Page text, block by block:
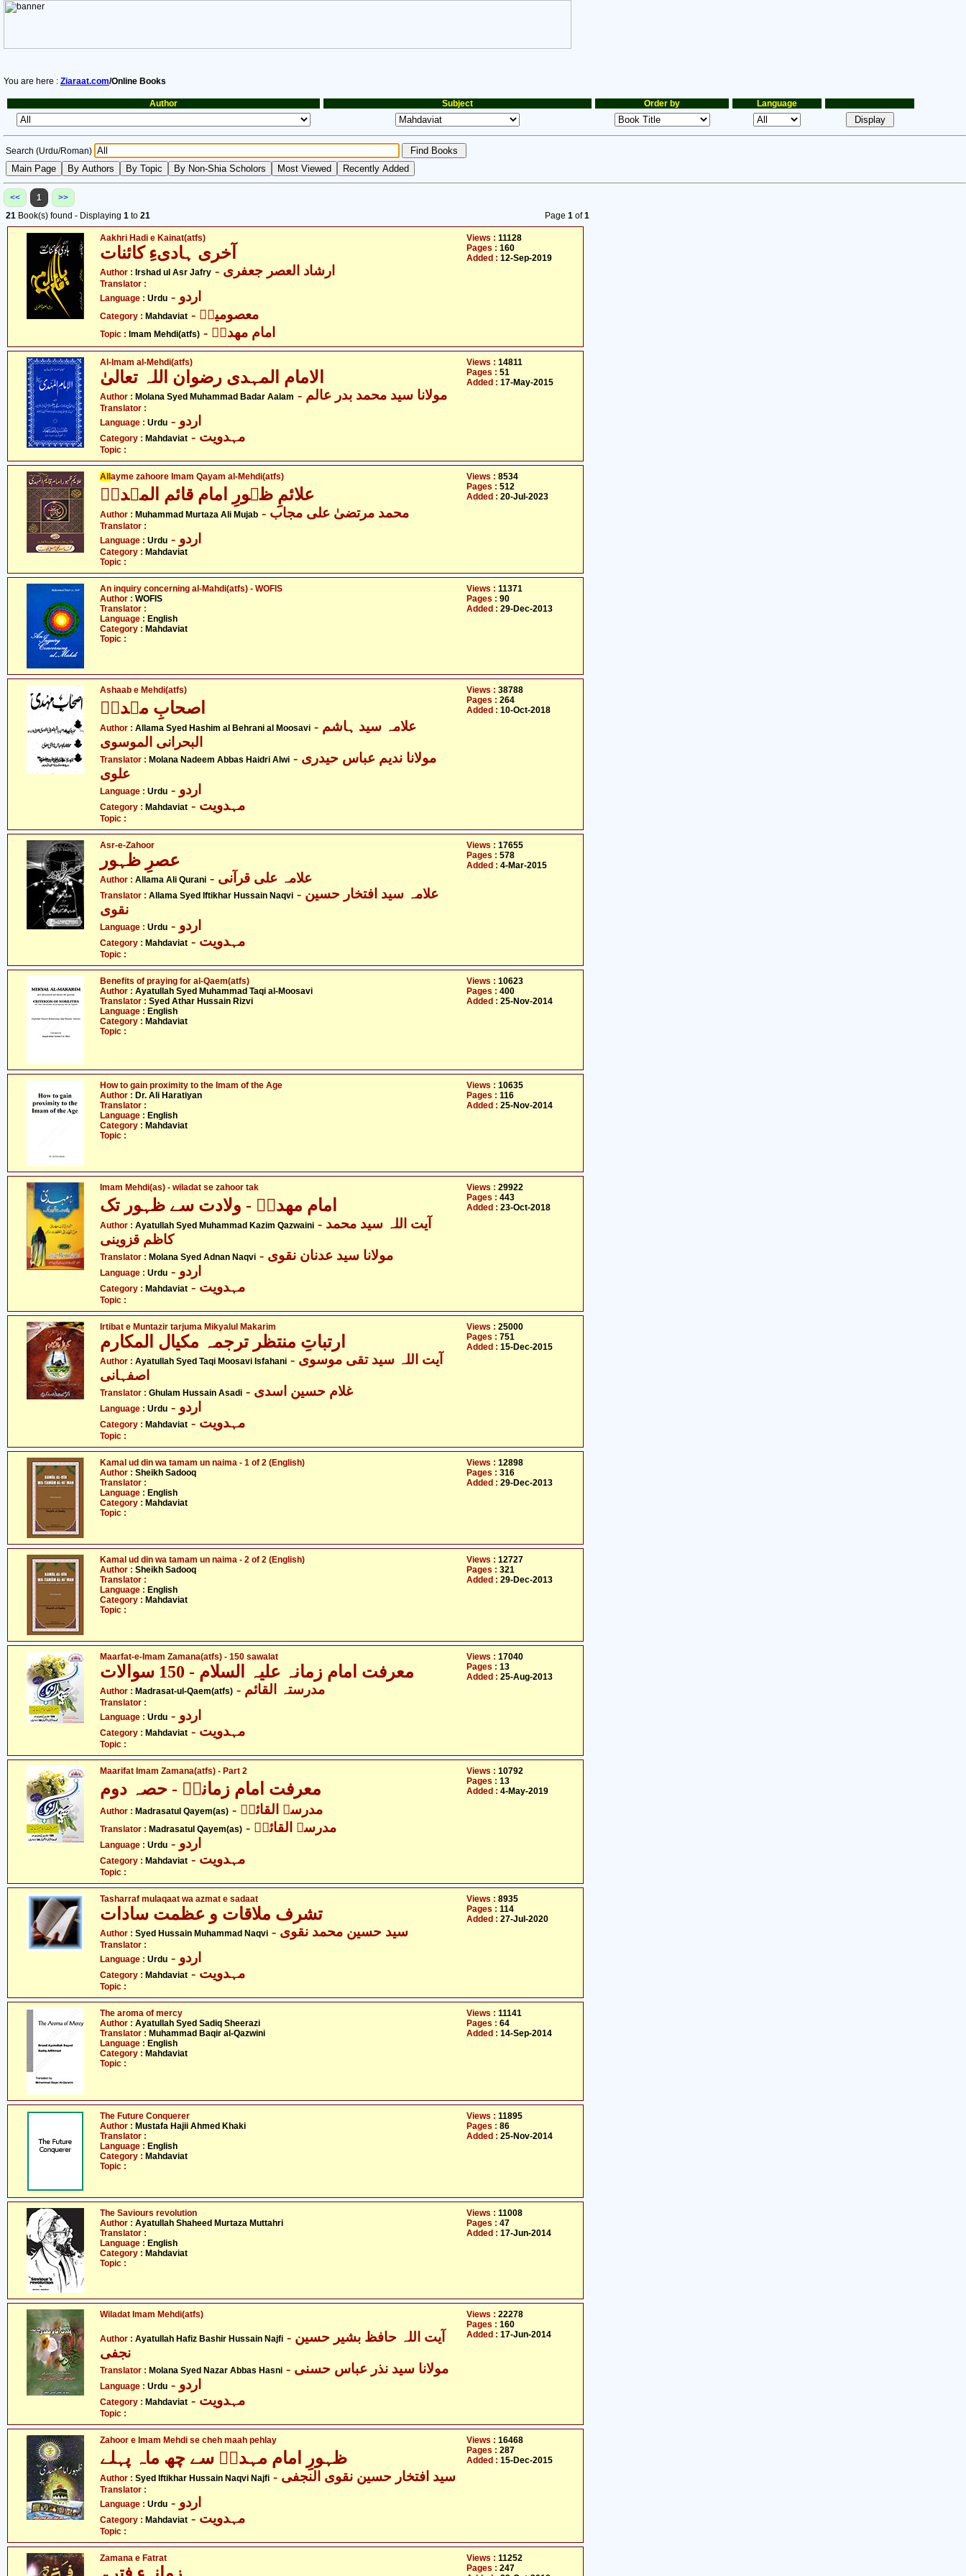
You are here : Ziaraat.com/Online Books
Author Subject Order by Language
Search (Urdu/Roman)
<< 1
>>
21 Book(s) found - Displaying 1 to 21 Page 1of1
Aakhri Hadi e Kainat(atfs)
آخری ہادیءِ کائنات
Author : Irshad ul Asr Jafry - ارشاد العصر جعفری
Translator :
Language : Urdu - اردو
Category : Mahdaviat - معصومینؑ
Topic : Imam Mehdi(atfs) - امام مھدیؑ
Views : 11128
Pages : 160
Added : 12-Sep-2019
Al-Imam al-Mehdi(atfs)
الامام المہدی رضوان اللہ تعالیٰ
Author : Molana Syed Muhammad Badar Aalam - مولانا سید محمد بدر عالم
Translator :
Language : Urdu - اردو
Category : Mahdaviat - مہدویت
Topic :
Views : 14811
Pages : 51
Added : 17-May-2015
All ayme zahoore Imam Qayam al-Mehdi(atfs)
علائمِ ظہورِ امام قائم المہدیؑ
Author : Muhammad Murtaza Ali Mujab - محمد مرتضیٰ علی مجاب
Translator :
Language : Urdu - اردو
Category : Mahdaviat
Topic :
Views : 8534
Pages : 512
Added : 20-Jul-2023
An inquiry concerning al-Mahdi(atfs) - WOFIS
Author : WOFIS
Translator :
Language : English
Category : Mahdaviat
Topic :
Views : 11371
Pages : 90
Added : 29-Dec-2013
Ashaab e Mehdi(atfs)
اصحابِ مہدیؑ
Author : Allama Syed Hashim al Behrani al Moosavi - علامہ سید ہاشم
البحرانی الموسوی
Translator : Molana Nadeem Abbas Haidri Alwi - مولانا ندیم عباس حیدری
علوی
Language : Urdu - اردو
Category : Mahdaviat - مہدویت
Topic :
Views : 38788
Pages : 264
Added : 10-Oct-2018
Asr-e-Zahoor
عصرِ ظہور
Author : Allama Ali Qurani - علامہ علی قرآنی
Translator : Allama Syed Iftikhar Hussain Naqvi - علامہ سید افتخار حسین
نقوی
Language : Urdu - اردو
Category : Mahdaviat - مہدویت
Topic :
Views : 17655
Pages : 578
Added : 4-Mar-2015
Benefits of praying for al-Qaem(atfs)
Author : Ayatullah Syed Muhammad Taqi al-Moosavi
Translator : Syed Athar Hussain Rizvi
Language : English
Category : Mahdaviat
Topic :
Views : 10623
Pages : 400
Added : 25-Nov-2014
How to gain proximity to the Imam of the Age
Author : Dr. Ali Haratiyan
Translator :
Language : English
Category : Mahdaviat
Topic :
Views : 10635
Pages : 116
Added : 25-Nov-2014
Imam Mehdi(as) - wiladat se zahoor tak
امام مھدیؑ - ولادت سے ظہور تک
Author : Ayatullah Syed Muhammad Kazim Qazwaini - آیت اللہ سید محمد
کاظم قزوینی
Translator : Molana Syed Adnan Naqvi - مولانا سید عدنان نقوی
Language : Urdu - اردو
Category : Mahdaviat - مہدویت
Topic :
Views : 29922
Pages : 443
Added : 23-Oct-2018
Irtibat e Muntazir tarjuma Mikyalul Makarim
ارتباتِ منتظر ترجمہ مکیال المکارم
Author : Ayatullah Syed Taqi Moosavi Isfahani - آیت اللہ سید تقی موسوی
اصفہانی
Translator : Ghulam Hussain Asadi - غلام حسین اسدی
Language : Urdu - اردو
Category : Mahdaviat - مہدویت
Topic :
Views : 25000
Pages : 751
Added : 15-Dec-2015
Kamal ud din wa tamam un naima - 1 of 2 (English)
Author : Sheikh Sadooq
Translator :
Language : English
Category : Mahdaviat
Topic :
Views : 12898
Pages : 316
Added : 29-Dec-2013
Kamal ud din wa tamam un naima - 2 of 2 (English)
Author : Sheikh Sadooq
Translator :
Language : English
Category : Mahdaviat
Topic :
Views : 12727
Pages : 321
Added : 29-Dec-2013
Maarfat-e-Imam Zamana(atfs) - 150 sawalat
معرفت امام زمانہ علیہ السلام - 150 سوالات
Author : Madrasat-ul-Qaem(atfs) - مدرستہ القائم
Translator :
Language : Urdu - اردو
Category : Mahdaviat - مہدویت
Topic :
Views : 17040
Pages : 13
Added : 25-Aug-2013
Maarifat Imam Zamana(atfs) - Part 2
معرفت امام زمانہؑ - حصہ دوم
Author : Madrasatul Qayem(as) - مدرسۃ القائمؑ
Translator : Madrasatul Qayem(as) - مدرسۃ القائمؑ
Language : Urdu - اردو
Category : Mahdaviat - مہدویت
Topic :
Views : 10792
Pages : 13
Added : 4-May-2019
Tasharraf mulaqaat wa azmat e sadaat
تشرف ملاقات و عظمت سادات
Author : Syed Hussain Muhammad Naqvi - سید حسین محمد نقوی
Translator :
Language : Urdu - اردو
Category : Mahdaviat - مہدویت
Topic :
Views : 8935
Pages : 114
Added : 27-Jul-2020
The aroma of mercy
Author : Ayatullah Syed Sadiq Sheerazi
Translator : Muhammad Baqir al-Qazwini
Language : English
Category : Mahdaviat
Topic :
Views : 11141
Pages : 64
Added : 14-Sep-2014
The Future Conquerer
Author : Mustafa Hajii Ahmed Khaki
Translator :
Language : English
Category : Mahdaviat
Topic :
Views : 11895
Pages : 86
Added : 25-Nov-2014
The Saviours revolution
Author : Ayatullah Shaheed Murtaza Muttahri
Translator :
Language : English
Category : Mahdaviat
Topic :
Views : 11008
Pages : 47
Added : 17-Jun-2014
Wiladat Imam Mehdi(atfs)
Author : Ayatullah Hafiz Bashir Hussain Najfi - آیت اللہ حافظ بشیر حسین
نجفی
Translator : Molana Syed Nazar Abbas Hasni - مولانا سید نذر عباس حسنی
Language : Urdu - اردو
Category : Mahdaviat - مہدویت
Topic :
Views : 22278
Pages : 160
Added : 17-Jun-2014
Zahoor e Imam Mehdi se cheh maah pehlay
ظہورِ امام مہدیؑ سے چھ ماہ پہلے
Author : Syed Iftikhar Hussain Naqvi Najfi - سید افتخار حسین نقوی النجفی
Translator :
Language : Urdu - اردو
Category : Mahdaviat - مہدویت
Topic :
Views : 16468
Pages : 287
Added : 15-Dec-2015
Zamana e Fatrat Views : 11252
Pages : 247